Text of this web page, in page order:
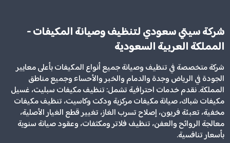
شركة سيتي سعودي لتنظيف وصيانة المكيفات -
المملكة العربية السعودية
شركة متخصصة في تنظيف وصيانة جميع أنواع المكيفات بأعلى معايير
الجودة في الرياض وجدة والدمام والخبر والأحساء وجميع مناطق
المملكة. نقدم خدمات احترافية تشمل: تنظيف مكيفات سبليت، غسيل
مكيفات شباك، صيانة مكيفات مركزية ودكت وكاسيت، تنظيف مكيفات
مخفية، تعبئة فريون، إصلاح تسرب الغاز، تغيير قطع الغيار الأصلية،
معالجة الروائح والعفن، تنظيف فلاتر ومكثفات، وعقود صيانة سنوية
بأسعار تنافسية.